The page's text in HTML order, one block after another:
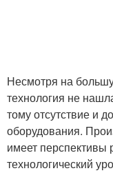
Несмотря на
технология не
тому отсутствие и
оборудования.
имеет перспективы
технологический